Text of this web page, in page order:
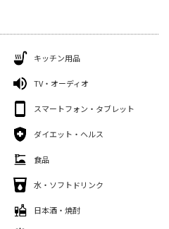
キッチン用品
TV・オーディオ
スマートフォン・タブレット
ダイエット・ヘルス
食品
水・ソフトドリンク
日本酒・焼酎